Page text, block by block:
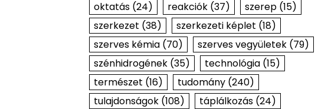
oktatás(24) reakciók(37) szerep(15)
szerkezet (38) szerkezeti képlet (18)
szerves kémia(70) szerves vegyületek(79)
szénhidrogének(35) technológia(15)
természet (16) tudomány(240)
tulajdonságok(108) táplálkozás(24)